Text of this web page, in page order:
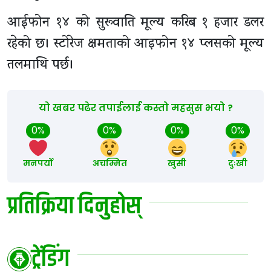
आईफोन १४ को सुरूवाति मूल्य करिब १ हजार डलर
रहेको छ। स्टोरेज क्षमताको आइफोन १४ प्लसको मूल्य
तलमाथि पर्छ।
यो खबर पढेर तपाईलाई कस्तो महसुस भयो ?
0%
मनपर्यो
0%
अचम्मित
0%
खुसी
0%
दुःखी
प्रतिक्रिया दिनुहोस्
ट्रेंडिंग